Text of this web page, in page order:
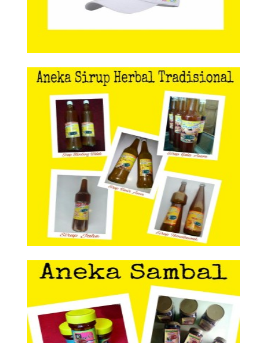
Aneka Sirup Herbal Tradisional
Aneka Sirup Herbal
Tradisional
Aneka Sambal
Aneka Sambal